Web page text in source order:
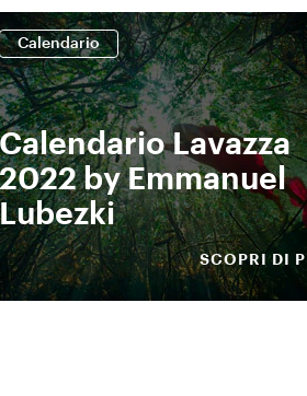
Calendario
Calendario Lavazza
2022 by Emmanuel
Lubezki
SCOPRI DI